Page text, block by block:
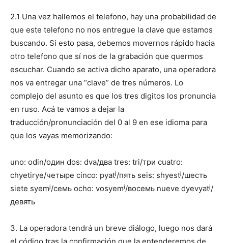
2.1 Una vez hallemos el telefono, hay una probabilidad de
que este telefono no nos entregue la clave que estamos
buscando. Si esto pasa, debemos movernos rápido hacia
otro telefono que sí nos de la grabación que quermos
escuchar. Cuando se activa dicho aparato, una operadora
nos va entregar una “clave” de tres números. Lo
complejo del asunto es que los tres digitos los pronuncia
en ruso. Acá te vamos a dejar la
traducción/pronunciación del 0 al 9 en ese idioma para
que los vayas memorizando:
uno: odin/один dos: dva/два tres: tri/три cuatro:
chyetirye/четыре cinco: pyatʲ/пять seis: shyestʲ/шесть
siete syemʲ/семь ocho: vosyemʲ/восемь nueve dyevyatʲ/
девять
3. La operadora tendrá un breve diálogo, luego nos dará
el código tras la confirmación que la entenderemos de